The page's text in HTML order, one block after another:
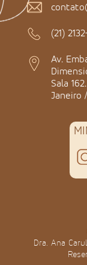
(21)
Av.
Sala
Janeiro
Dra. Ana